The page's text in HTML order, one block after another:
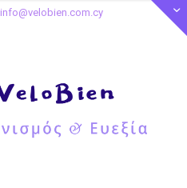
info@velobien.com.cy